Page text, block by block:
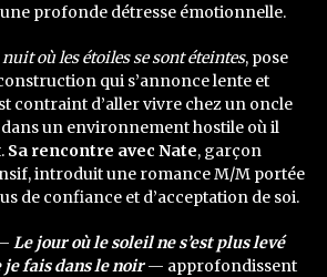
profonde détresse émotionnelle.
où les étoiles se sont éteintes, pose
qui s’annonce lente et
contraint d’aller vivre chez un oncle
dans un environnement hostile où il
Sa rencontre avec Nate, garçon
introduit une romance M/M portée
de confiance et d’acceptation de soi.
—Le jour où le soleil ne s’est plus levé
je fais dans le noir— approfondissent